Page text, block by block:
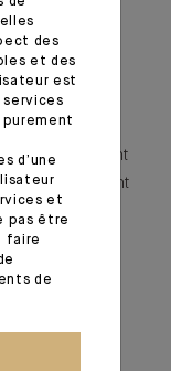
sortes, qui sont
de risques sont
des
et des
est
d’une
et
pas être
faire
de